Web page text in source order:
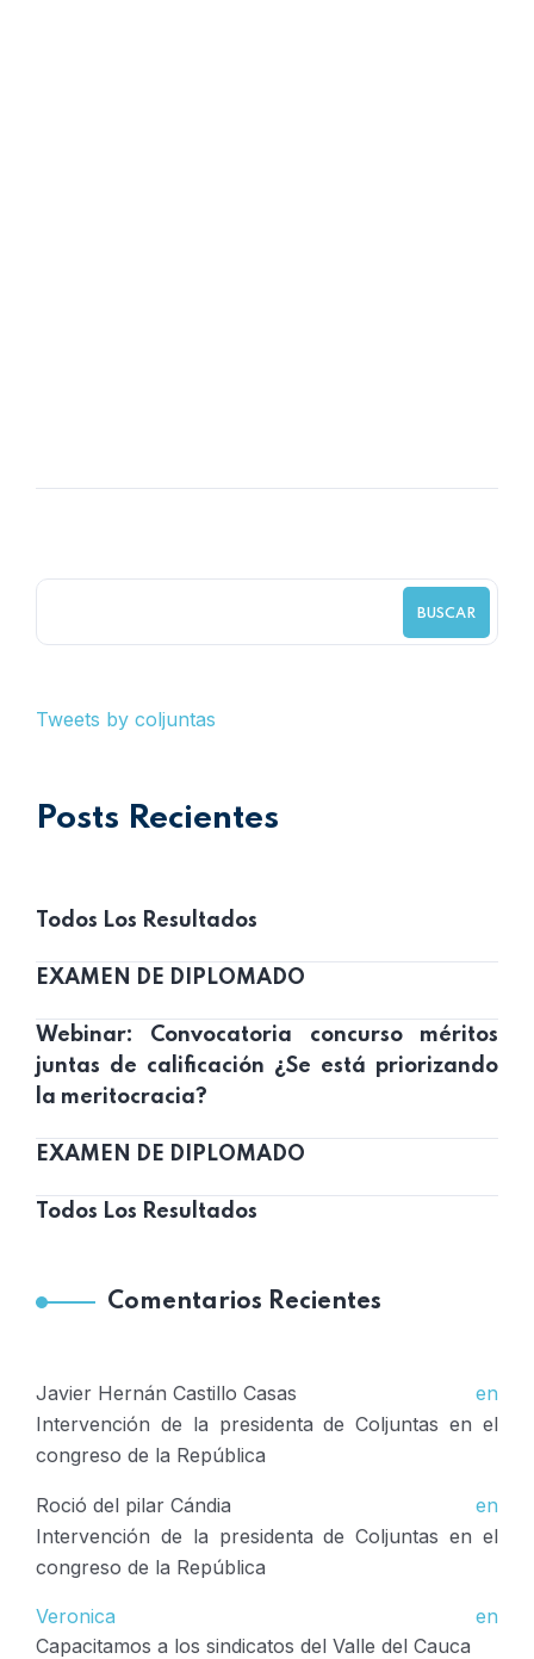
BUSCAR
Tweets by coljuntas
Posts Recientes
Todos Los Resultados
EXAMEN DE DIPLOMADO
Webinar: Convocatoria concurso méritos
juntas de calificación ¿Se está priorizando
la meritocracia?
EXAMEN DE DIPLOMADO
Todos Los Resultados
Comentarios Recientes
Javier Hernán Castillo Casas en
Intervención de la presidenta de Coljuntas en el
congreso de la República
Roció del pilar Cándia en
Intervención de la presidenta de Coljuntas en el
congreso de la República
Veronica en
Capacitamos a los sindicatos del Valle del Cauca